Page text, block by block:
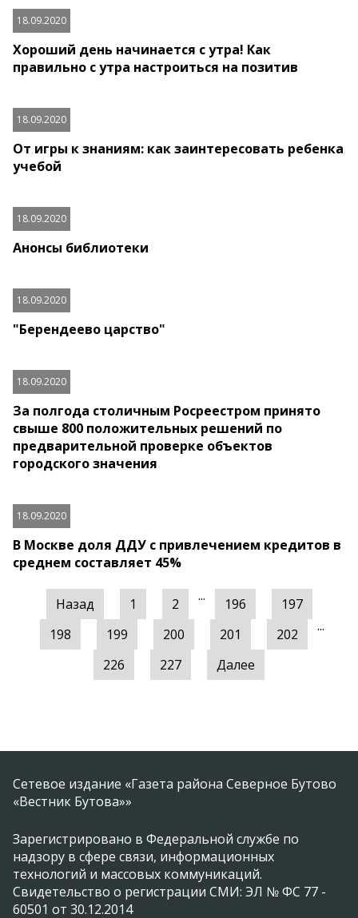
18.09.2020
Хороший день начинается с утра! Как
правильно с утра настроиться на позитив
18.09.2020
От игры к знаниям: как заинтересовать ребенка
учебой
18.09.2020
Анонсы библиотеки
18.09.2020
"Берендеево царство"
18.09.2020
За полгода столичным Росреестром принято
свыше 800 положительных решений по
предварительной проверке объектов
городского значения
18.09.2020
В Москве доля ДДУ с привлечением кредитов в
среднем составляет 45%
Назад 1 2 ... 196
197
198
199 200 201 202 ...
226 227 Далее
Сетевое издание «Газета района Северное Бутово
«Вестник Бутова»»
Зарегистрировано в Федеральной службе по
надзору в сфере связи, информационных
технологий и массовых коммуникаций.
Свидетельство о регистрации СМИ: ЭЛ № ФС 77 -
60501 от 30.12.2014